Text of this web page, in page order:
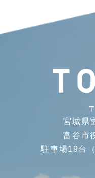
宮城県
富谷市
駐車場19台